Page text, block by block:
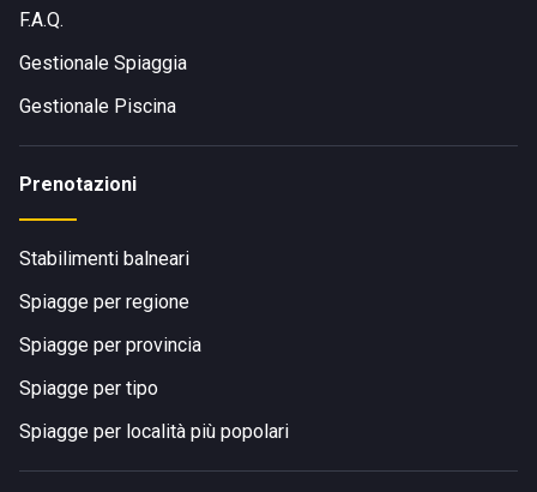
F.A.Q.
Gestionale Spiaggia
Gestionale Piscina
Prenotazioni
Stabilimenti balneari
Spiagge per regione
Spiagge per provincia
Spiagge per tipo
Spiagge per località più popolari